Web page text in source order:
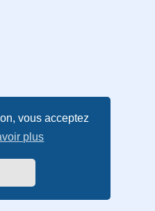
vous acceptez
plus